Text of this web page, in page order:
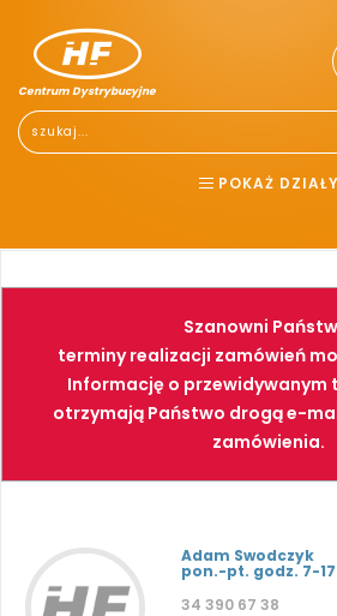
Centrum Dystrybucyjne
POKAŻ DZIAŁY
NARZĘDZIA
FARBY
Szanowni
terminy realizacji zamówień
Informację o przewidywanym
otrzymają Państwo drogą e-
zamówienia.
Adam Swodczyk
pon.-pt. godz. 7-17
34 390 67 38